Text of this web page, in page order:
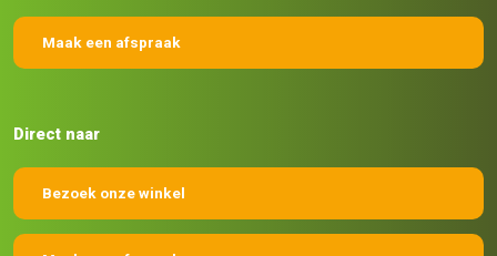
Maak een afspraak
Direct naar
Bezoek onze winkel